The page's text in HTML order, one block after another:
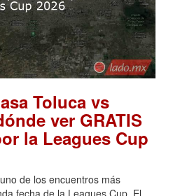
Toluca vs
ver GRATIS
la Leagues Cup
de los encuentros más